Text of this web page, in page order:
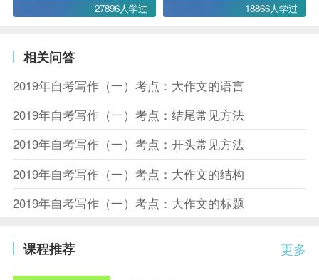
27896人学过 18866人学过
相关问答
2019年自考写作（一）考点：大作文的语言
2019年自考写作（一）考点：结尾常见方法
2019年自考写作（一）考点：开头常见方法
2019年自考写作（一）考点：大作文的结构
2019年自考写作（一）考点：大作文的标题
更多
课程推荐